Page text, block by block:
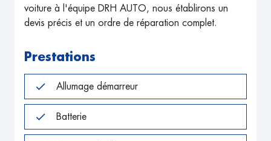
voiture à l'équipe DRH AUTO, nous établirons un
devis précis et un ordre de réparation complet.
Prestations
Allumage démarreur
Batterie